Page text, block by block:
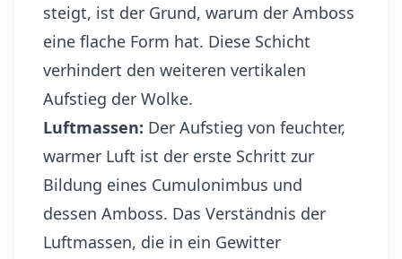
steigt, ist der Grund, warum der Amboss
eine flache Form hat. Diese Schicht
verhindert den weiteren vertikalen
Aufstieg der Wolke.
Luftmassen: Der Aufstieg von feuchter,
warmer Luft ist der erste Schritt zur
Bildung eines Cumulonimbus und
dessen Amboss. Das Verständnis der
Luftmassen, die in ein Gewitter